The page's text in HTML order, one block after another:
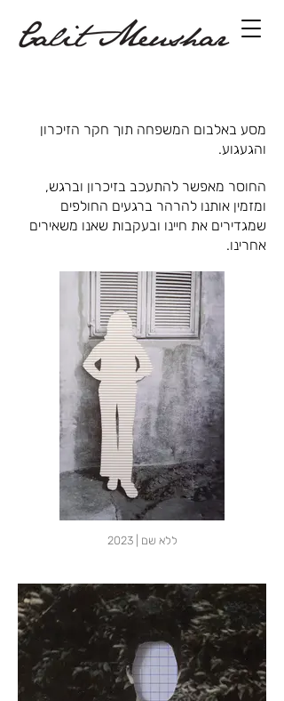
מסע באלבום המשפחה תוך חקר הזיכרון
והגעגוע.
החוסר מאפשר להתעכב בזיכרון וברגש,
ומזמין אותנו להרהר ברגעים החולפים
שמגדירים את חיינו ובעקבות שאנו משאירים
אחרינו.
ללא שם | 2023